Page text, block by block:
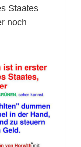
Staates
noch